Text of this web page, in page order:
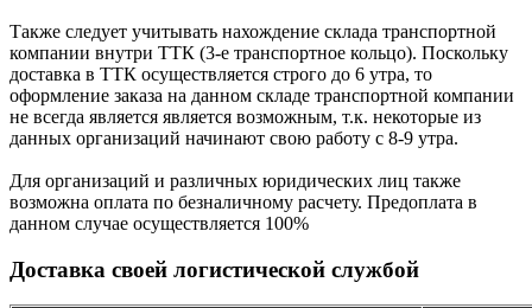
Также следует учитывать нахождение склада транспортной
компании внутри ТТК (3-е транспортное кольцо). Поскольку
доставка в ТТК осуществляется строго до 6 утра, то
оформление заказа на данном складе транспортной компании
не всегда является является возможным, т.к. некоторые из
данных организаций начинают свою работу с 8-9 утра.
Для организаций и различных юридических лиц также
возможна оплата по безналичному расчету. Предоплата в
данном случае осуществляется 100%
Доставка своей логистической службой